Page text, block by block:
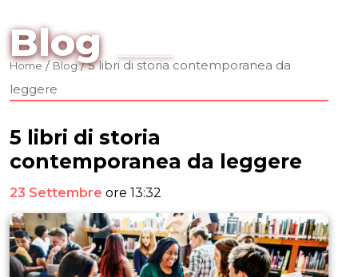
Blog
Home/Blog/5 libri di storia contemporanea da
leggere
5 libri di storia
contemporanea da leggere
23 Settembre ore 13:32